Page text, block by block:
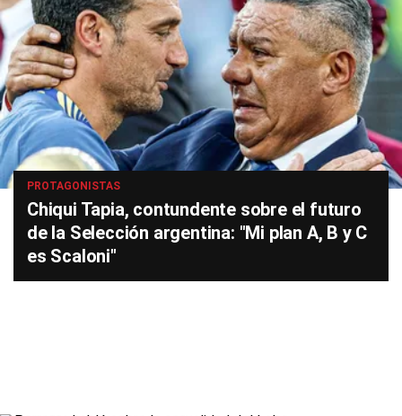
PROTAGONISTAS
Chiqui Tapia, contundente sobre el futuro
de la Selección argentina: "Mi plan A, B y C
es Scaloni"